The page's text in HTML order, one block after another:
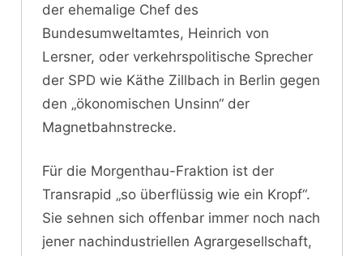
der ehemalige Chef des
Bundesumweltamtes, Heinrich von
Lersner, oder verkehrspolitische Sprecher
der SPD wie Käthe Zillbach in Berlin gegen
den „ökonomischen Unsinn“ der
Magnetbahnstrecke.
Für die Morgenthau-Fraktion ist der
Transrapid „so überflüssig wie ein Kropf“.
Sie sehnen sich offenbar immer noch nach
jener nachindustriellen Agrargesellschaft,